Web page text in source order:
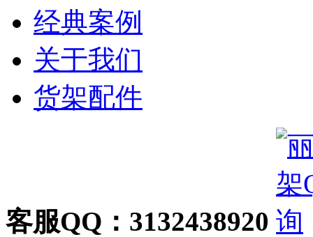
经典案例
关于我们
货架配件
客服QQ：3132438920